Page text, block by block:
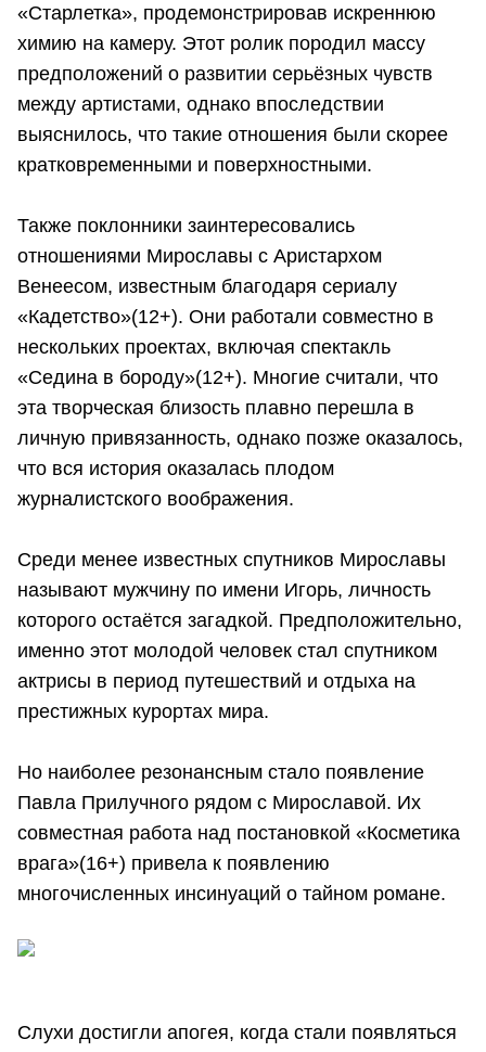
«Старлетка», продемонстрировав искреннюю
химию на камеру. Этот ролик породил массу
предположений о развитии серьёзных чувств
между артистами, однако впоследствии
выяснилось, что такие отношения были скорее
кратковременными и поверхностными.
Также поклонники заинтересовались
отношениями Мирославы с Аристархом
Венеесом, известным благодаря сериалу
«Кадетство»(12+). Они работали совместно в
нескольких проектах, включая спектакль
«Седина в бороду»(12+). Многие считали, что
эта творческая близость плавно перешла в
личную привязанность, однако позже оказалось,
что вся история оказалась плодом
журналистского воображения.
Среди менее известных спутников Мирославы
называют мужчину по имени Игорь, личность
которого остаётся загадкой. Предположительно,
именно этот молодой человек стал спутником
актрисы в период путешествий и отдыха на
престижных курортах мира.
Но наиболее резонансным стало появление
Павла Прилучного рядом с Мирославой. Их
совместная работа над постановкой «Косметика
врага»(16+) привела к появлению
многочисленных инсинуаций о тайном романе.
Слухи достигли апогея, когда стали появляться